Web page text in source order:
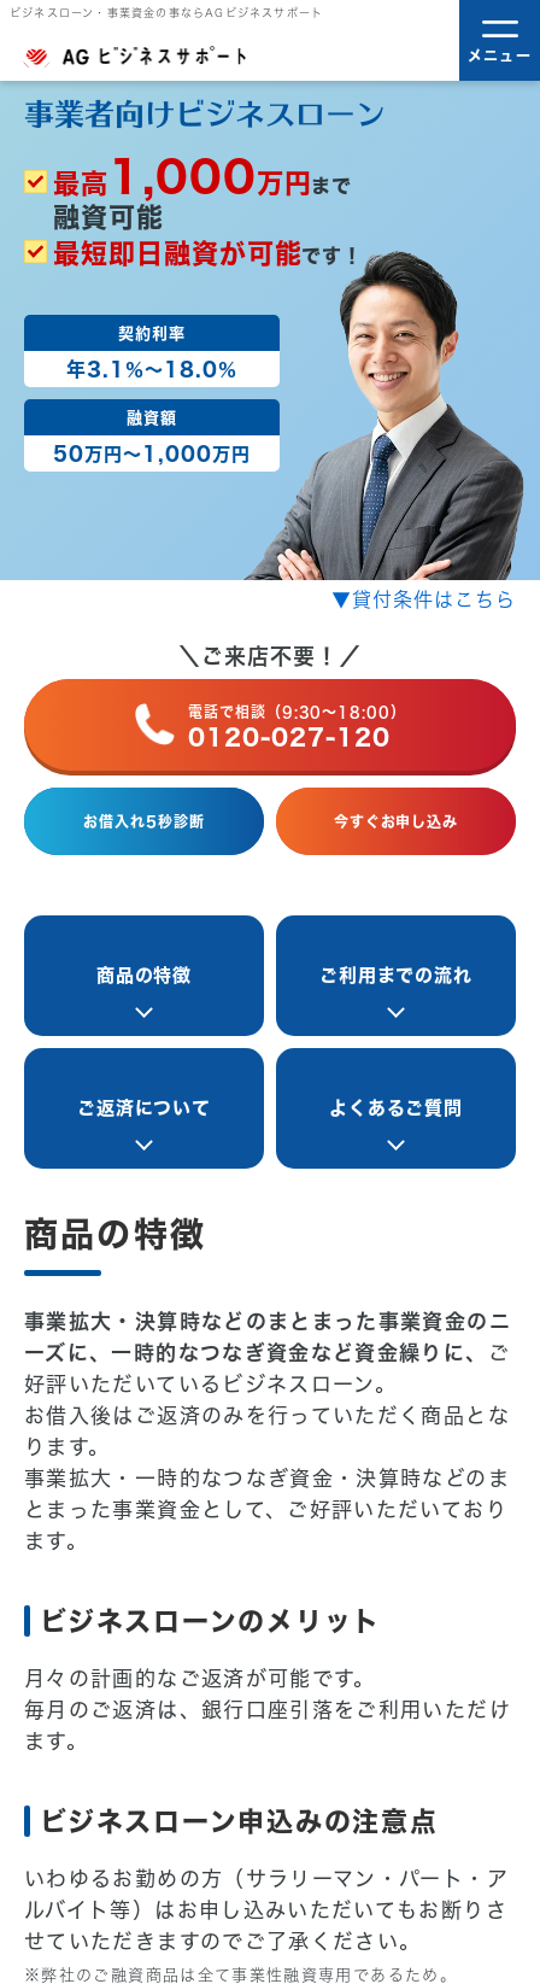
ビジネスローン・事業資金の事ならAGビジネスサポート
メニュー
事業者向けビジネスローン
最高 1,000万円 まで
融資可能
最短即日融資が可能です！
契約利率
年3.1％～ 18.0％
融資額
50万円～ 1,000万円
▼貸付条件はこちら
＼ご来店不要！／
電話で相談（9:30〜18:00）
0120-027-120
電話で相談（9:30〜18:00）
0120-027-120
お借入れ5秒診断 今すぐお申し込み
商品の特徴 ご利用までの流れ
ご返済について よくあるご質問
商品の特徴
事業拡大・決算時などのまとまった事業資金のニ
ーズに、一時的なつなぎ資金など資金繰りに、
ご
好評いただいているビジネスローン。
お借入後はご返済のみを行っていただく商品とな
ります。
事業拡大・一時的なつなぎ資金・決算時などのま
とまった事業資金として、ご好評いただいており
ます。
ビジネスローンのメリット
月々の計画的なご返済が可能です。
毎月のご返済は、銀行口座引落をご利用いただけ
ます。
ビジネスローン申込みの注意点
いわゆるお勤めの方（サラリーマン・パート・ア
ルバイト等）はお申し込みいただいてもお断りさ
せていただきますのでご了承ください。
※弊社のご融資商品は全て事業性融資専用であるため。